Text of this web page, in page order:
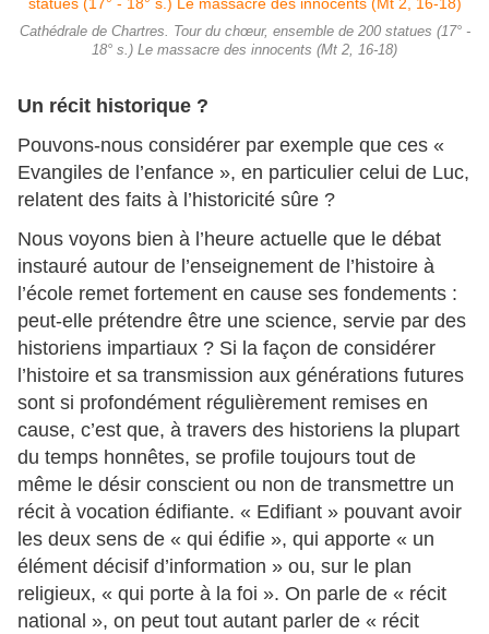
Cathédrale de Chartres. Tour du chœur, ensemble de 200 statues (17° -
18° s.) Le massacre des innocents (Mt 2, 16-18)
Un récit historique ?
Pouvons-nous considérer par exemple que ces «
Evangiles de l’enfance », en particulier celui de Luc,
relatent des faits à l’historicité sûre ?
Nous voyons bien à l’heure actuelle que le débat
instauré autour de l’enseignement de l’histoire à
l’école remet fortement en cause ses fondements :
peut-elle prétendre être une science, servie par des
historiens impartiaux ? Si la façon de considérer
l’histoire et sa transmission aux générations futures
sont si profondément régulièrement remises en
cause, c’est que, à travers des historiens la plupart
du temps honnêtes, se profile toujours tout de
même le désir conscient ou non de transmettre un
récit à vocation édifiante. « Edifiant » pouvant avoir
les deux sens de « qui édifie », qui apporte « un
élément décisif d’information » ou, sur le plan
religieux, « qui porte à la foi ». On parle de « récit
national », on peut tout autant parler de « récit